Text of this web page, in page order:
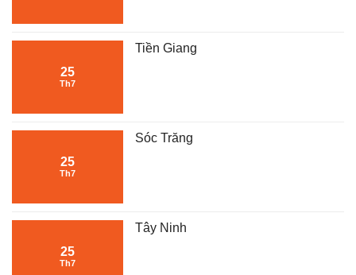
25
Th7
Tiền Giang
25
Th7
Sóc Trăng
25
Th7
Tây Ninh